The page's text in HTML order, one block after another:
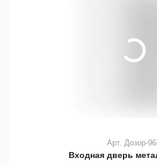
Входная дверь
Арт. Дозор-